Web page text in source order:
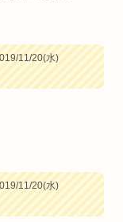
11/20(水)
11/20(水)